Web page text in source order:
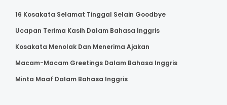
16 Kosakata Selamat Tinggal Selain Goodbye
Ucapan Terima Kasih Dalam Bahasa Inggris
Kosakata Menolak Dan Menerima Ajakan
Macam-Macam Greetings Dalam Bahasa Inggris
Minta Maaf Dalam Bahasa Inggris